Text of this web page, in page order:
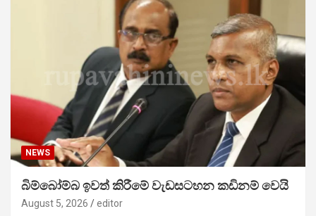
NEWS
බිම්බෝම්බ ඉවත් කිරීමේ වැඩසටහන කඩිනම් වෙයි
August 5, 2026 editor